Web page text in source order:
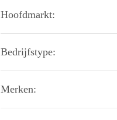
Hoofdmarkt:
Bedrijfstype:
Merken: